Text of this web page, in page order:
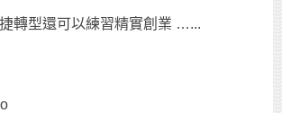
轉型還可以練習精實創業 …...